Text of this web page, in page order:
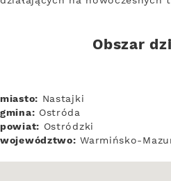
Obszar
miasto: Nastajki
gmina: Ostróda
powiat: Ostródzki
województwo: Warmińsko-